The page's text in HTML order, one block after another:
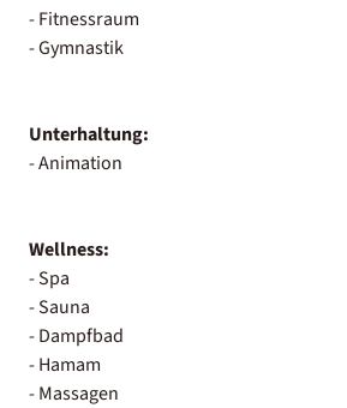
- Fitnessraum
- Gymnastik
Unterhaltung:
- Animation
Wellness:
- Spa
- Sauna
- Dampfbad
- Hamam
- Massagen